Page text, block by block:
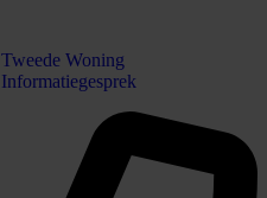
Tweede Woning
Informatiegesprek